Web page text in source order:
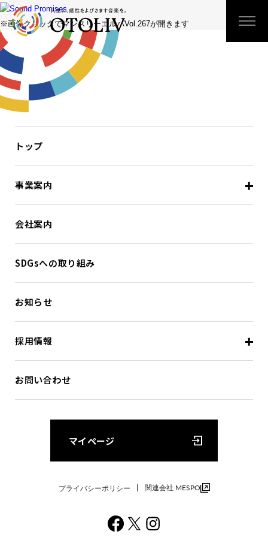
※画像クリックでマンスリーエルパVol.267が開きます
トップ
事業案内
会社案内
SDGsへの取り組み
お知らせ
採用情報
お問い合わせ
マイページ
プライバシーポリシー 関連会社 MESPO